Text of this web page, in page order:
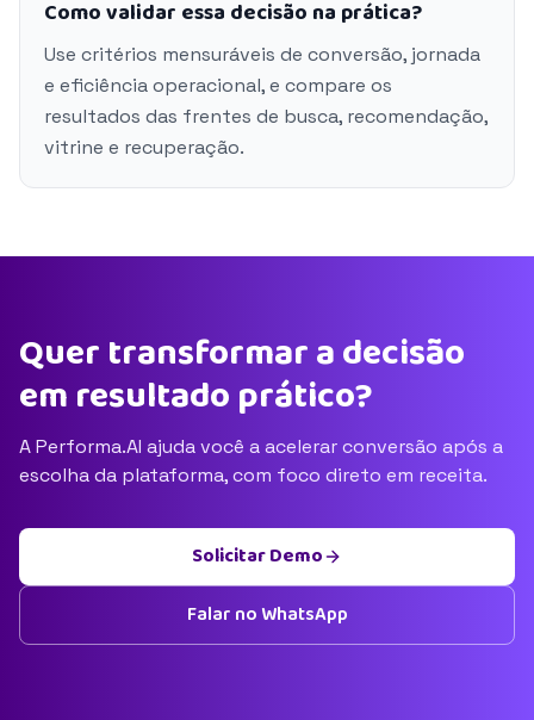
Como validar essa decisão na prática?
Use critérios mensuráveis de conversão, jornada
e eficiência operacional, e compare os
resultados das frentes de busca, recomendação,
vitrine e recuperação.
Quer transformar a decisão
em resultado prático?
A Performa.AI ajuda você a acelerar conversão após a
escolha da plataforma, com foco direto em receita.
Solicitar Demo
Falar no WhatsApp